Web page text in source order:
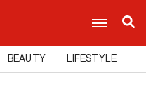
BEAUTY LIFESTYLE